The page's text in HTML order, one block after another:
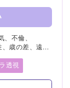
、不倫、
歳の差、遠距
転職、適職、人
持ち、総合
、ペット、カル
透視
ネリング